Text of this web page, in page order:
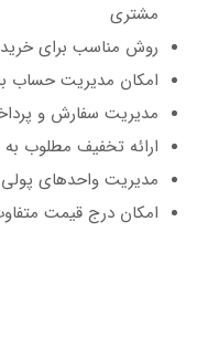
مشتری
روش مناسب برای
امکان مدیریت حساب
مدیریت سفارش و
ارائه تخفیف مطلوب
مدیریت واحدهای پولی
امکان درج قیمت